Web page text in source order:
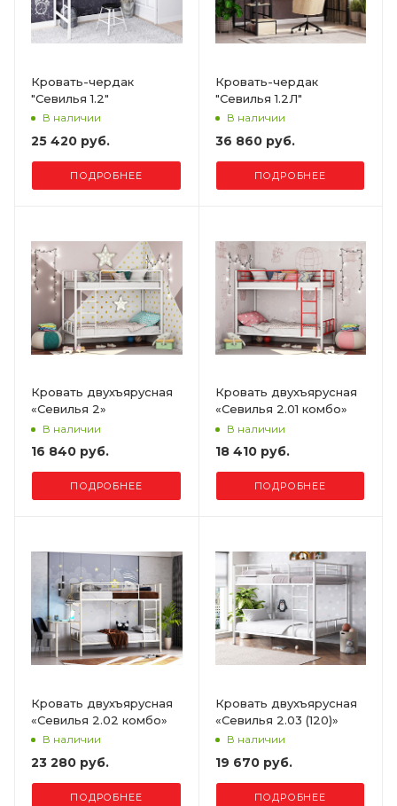
Кровать-чердак
"Севилья 1.2"
В наличии
25 420 руб.
ПОДРОБНЕЕ
Кровать-чердак
"Севилья 1.2Л"
В наличии
36 860 руб.
ПОДРОБНЕЕ
Кровать двухъярусная
«Севилья 2»
В наличии
16 840 руб.
ПОДРОБНЕЕ
Кровать двухъярусная
«Севилья 2.01 комбо»
В наличии
18 410 руб.
ПОДРОБНЕЕ
Кровать двухъярусная
«Севилья 2.02 комбо»
В наличии
23 280 руб.
ПОДРОБНЕЕ
Кровать двухъярусная
«Севилья 2.03 (120)»
В наличии
19 670 руб.
ПОДРОБНЕЕ